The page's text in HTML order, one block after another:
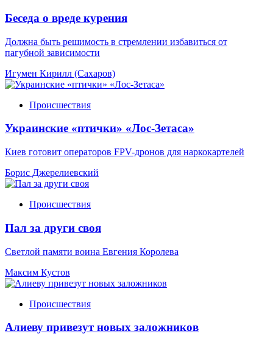
Беседа о вреде курения
Должна быть решимость в стремлении избавиться от
пагубной зависимости
Игумен Кирилл (Сахаров)
Происшествия
Украинские «птички» «Лос-Зетаса»
Киев готовит операторов FPV-дронов для наркокартелей
Борис Джерелиевский
Происшествия
Пал за други своя
Светлой памяти воина Евгения Королева
Максим Кустов
Происшествия
Алиеву привезут новых заложников